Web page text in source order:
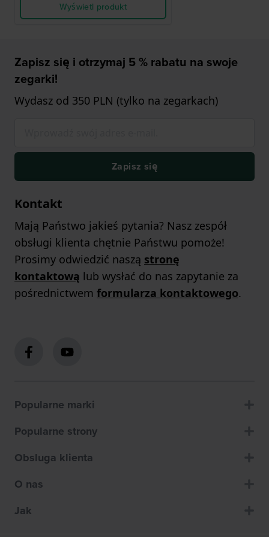
Wyświetl produkt
Zapisz się i otrzymaj 5 % rabatu na swoje
zegarki!
Wydasz od 350 PLN (tylko na zegarkach)
Zapisz się
Kontakt
Mają Państwo jakieś pytania? Nasz zespół
obsługi klienta chętnie Państwu pomoże!
Prosimy odwiedzić naszą stronę
kontaktową lub wysłać do nas zapytanie za
pośrednictwem formularza kontaktowego.
Popularne marki
Popularne strony
Obsluga klienta
O nas
Jak